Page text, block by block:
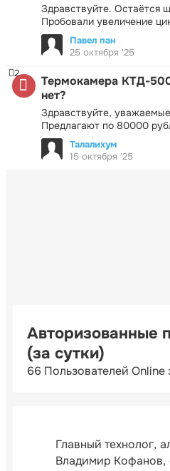
Здравствуйте. Остаётся
Пробовали увеличение
Павел пан
25 октября '25
Термокамера КТД-
нет?
Здравствуйте,
Предлагают по 80000
2
Талалихум
15 октября '25
Авторизованные
(за сутки)
66 Пользователей Online
Главный технолог
Владимир Кофанов